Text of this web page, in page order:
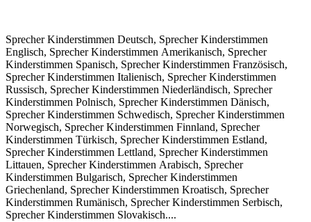
Sprecher Kinderstimmen Deutsch, Sprecher Kinderstimmen
Englisch, Sprecher Kinderstimmen Amerikanisch, Sprecher
Kinderstimmen Spanisch, Sprecher Kinderstimmen Französisch,
Sprecher Kinderstimmen Italienisch, Sprecher Kinderstimmen
Russisch, Sprecher Kinderstimmen Niederländisch, Sprecher
Kinderstimmen Polnisch, Sprecher Kinderstimmen Dänisch,
Sprecher Kinderstimmen Schwedisch, Sprecher Kinderstimmen
Norwegisch, Sprecher Kinderstimmen Finnland, Sprecher
Kinderstimmen Türkisch, Sprecher Kinderstimmen Estland,
Sprecher Kinderstimmen Lettland, Sprecher Kinderstimmen
Littauen, Sprecher Kinderstimmen Arabisch, Sprecher
Kinderstimmen Bulgarisch, Sprecher Kinderstimmen
Griechenland, Sprecher Kinderstimmen Kroatisch, Sprecher
Kinderstimmen Rumänisch, Sprecher Kinderstimmen Serbisch,
Sprecher Kinderstimmen Slovakisch....